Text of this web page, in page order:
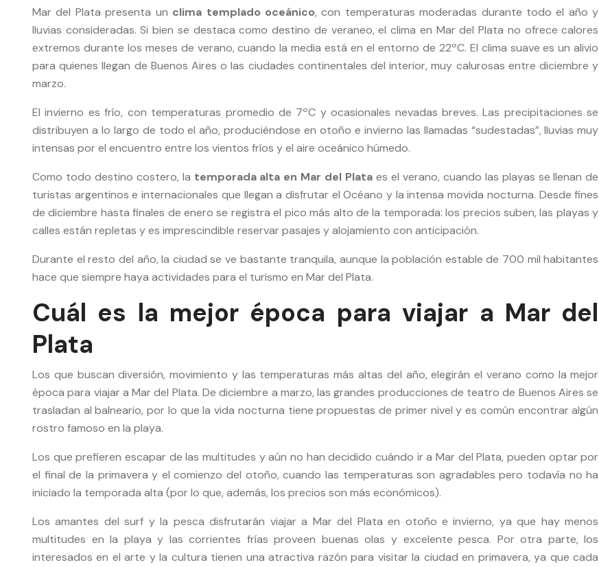
Mar del Plata presenta un clima templado oceánico, con temperaturas moderadas durante todo el año y
lluvias consideradas. Si bien se destaca como destino de veraneo, el clima en Mar del Plata no ofrece calores
extremos durante los meses de verano, cuando la media está en el entorno de 22ºC. El clima suave es un alivio
para quienes llegan de Buenos Aires o las ciudades continentales del interior, muy calurosas entre diciembre y
marzo.
El invierno es frío, con temperaturas promedio de 7ºC y ocasionales nevadas breves. Las precipitaciones se
distribuyen a lo largo de todo el año, produciéndose en otoño e invierno las llamadas “sudestadas”, lluvias muy
intensas por el encuentro entre los vientos fríos y el aire oceánico húmedo.
Como todo destino costero, la temporada alta en Mar del Plata es el verano, cuando las playas se llenan de
turistas argentinos e internacionales que llegan a disfrutar el Océano y la intensa movida nocturna. Desde fines
de diciembre hasta finales de enero se registra el pico más alto de la temporada: los precios suben, las playas y
calles están repletas y es imprescindible reservar pasajes y alojamiento con anticipación.
Durante el resto del año, la ciudad se ve bastante tranquila, aunque la población estable de 700 mil habitantes
hace que siempre haya actividades para el turismo en Mar del Plata.
Cuál es la mejor época para viajar a Mar del
Plata
Los que buscan diversión, movimiento y las temperaturas más altas del año, elegirán el verano como la mejor
época para viajar a Mar del Plata. De diciembre a marzo, las grandes producciones de teatro de Buenos Aires se
trasladan al balneario, por lo que la vida nocturna tiene propuestas de primer nivel y es común encontrar algún
rostro famoso en la playa.
Los que prefieren escapar de las multitudes y aún no han decidido cuándo ir a Mar del Plata, pueden optar por
el final de la primavera y el comienzo del otoño, cuando las temperaturas son agradables pero todavía no ha
iniciado la temporada alta (por lo que, además, los precios son más económicos).
Los amantes del surf y la pesca disfrutarán viajar a Mar del Plata en otoño e invierno, ya que hay menos
multitudes en la playa y las corrientes frías proveen buenas olas y excelente pesca. Por otra parte, los
interesados en el arte y la cultura tienen una atractiva razón para visitar la ciudad en primavera, ya que cada